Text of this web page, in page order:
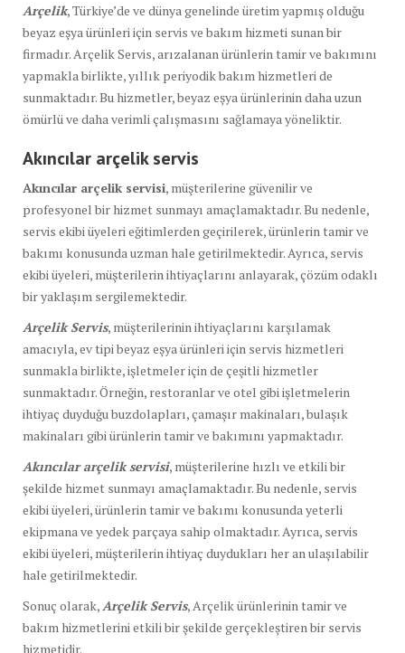
Arçelik, Türkiye’de ve dünya genelinde üretim yapmış olduğu
beyaz eşya ürünleri için servis ve bakım hizmeti sunan bir
firmadır. Arçelik Servis, arızalanan ürünlerin tamir ve bakımını
yapmakla birlikte, yıllık periyodik bakım hizmetleri de
sunmaktadır. Bu hizmetler, beyaz eşya ürünlerinin daha uzun
ömürlü ve daha verimli çalışmasını sağlamaya yöneliktir.
Akıncılar arçelik servis
Akıncılar arçelik servisi, müşterilerine güvenilir ve
profesyonel bir hizmet sunmayı amaçlamaktadır. Bu nedenle,
servis ekibi üyeleri eğitimlerden geçirilerek, ürünlerin tamir ve
bakımı konusunda uzman hale getirilmektedir. Ayrıca, servis
ekibi üyeleri, müşterilerin ihtiyaçlarını anlayarak, çözüm odaklı
bir yaklaşım sergilemektedir.
Arçelik Servis, müşterilerinin ihtiyaçlarını karşılamak
amacıyla, ev tipi beyaz eşya ürünleri için servis hizmetleri
sunmakla birlikte, işletmeler için de çeşitli hizmetler
sunmaktadır. Örneğin, restoranlar ve otel gibi işletmelerin
ihtiyaç duyduğu buzdolapları, çamaşır makinaları, bulaşık
makinaları gibi ürünlerin tamir ve bakımını yapmaktadır.
Akıncılar arçelik servisi, müşterilerine hızlı ve etkili bir
şekilde hizmet sunmayı amaçlamaktadır. Bu nedenle, servis
ekibi üyeleri, ürünlerin tamir ve bakımı konusunda yeterli
ekipmana ve yedek parçaya sahip olmaktadır. Ayrıca, servis
ekibi üyeleri, müşterilerin ihtiyaç duydukları her an ulaşılabilir
hale getirilmektedir.
Sonuç olarak, Arçelik Servis, Arçelik ürünlerinin tamir ve
bakım hizmetlerini etkili bir şekilde gerçekleştiren bir servis
hizmetidir.